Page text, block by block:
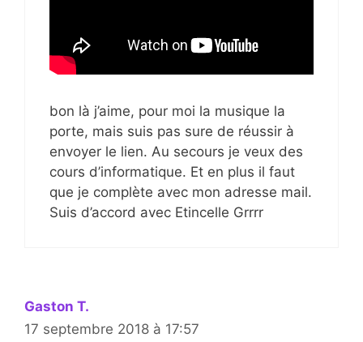
bon là j’aime, pour moi la musique la
porte, mais suis pas sure de réussir à
envoyer le lien. Au secours je veux des
cours d’informatique. Et en plus il faut
que je complète avec mon adresse mail.
Suis d’accord avec Etincelle Grrrr
Gaston T.
17 septembre 2018 à 17:57